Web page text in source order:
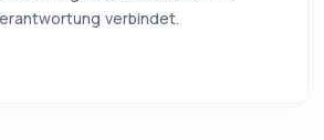
verbindet.